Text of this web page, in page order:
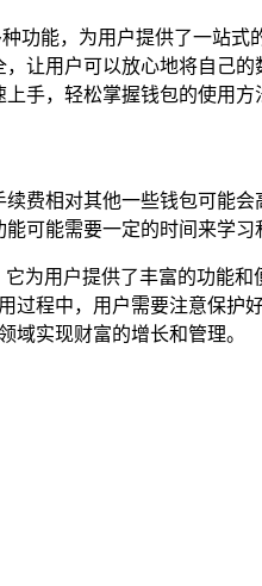
功能，为用户提供了一站
让用户可以放心地将自己的
手，轻松掌握钱包的使用方
费相对其他一些钱包可能
可能需要一定的时间来学习
为用户提供了丰富的功能
过程中，用户需要注意保护
域实现财富的增长和管理。